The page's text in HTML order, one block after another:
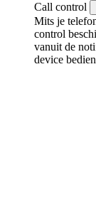
Call control
Mits je
control
vanuit de
device